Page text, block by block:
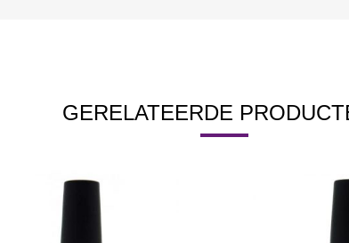
GERELATEERDE